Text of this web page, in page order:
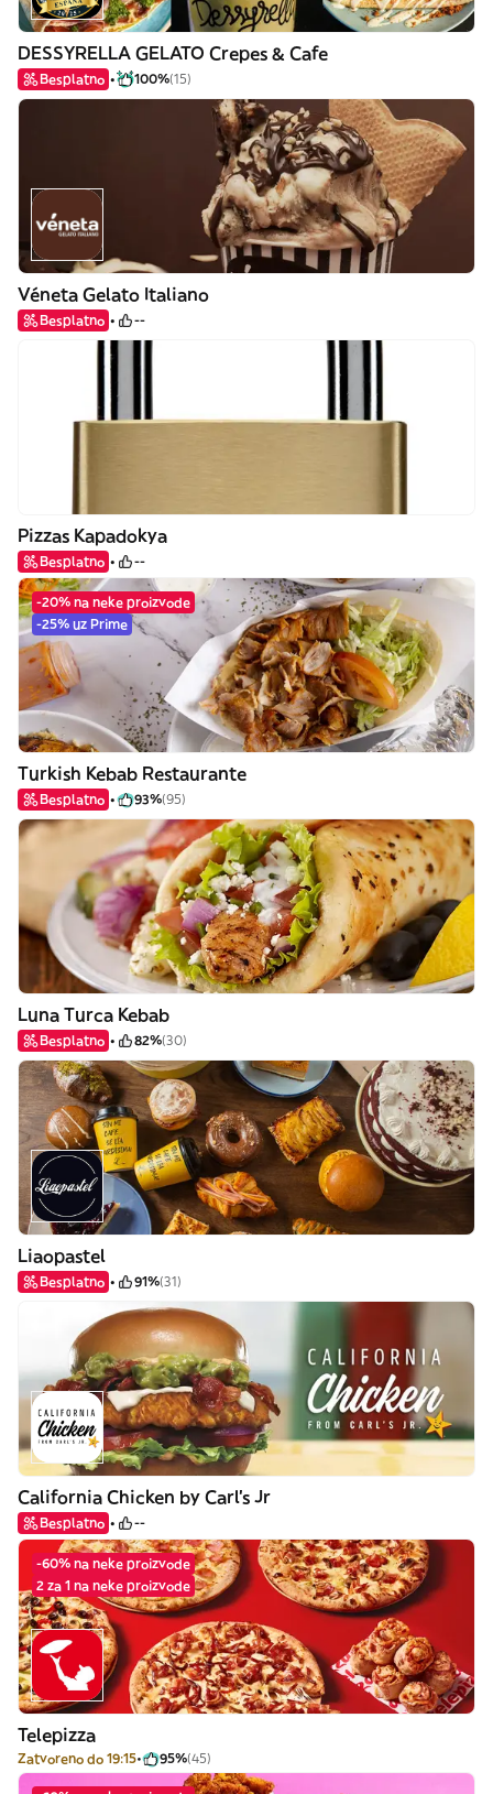
DESSYRELLA GELATO Crepes & Cafe
Besplatno 100%(15)
Véneta Gelato Italiano
Besplatno --
Pizzas Kapadokya
Besplatno --
-20% na neke proizvode
-25% uz Prime
Turkish Kebab Restaurante
Besplatno 93%(95)
Luna Turca Kebab
Besplatno 82%(30)
Liaopastel
Besplatno 91%(31)
California Chicken by Carl's Jr
Besplatno --
-60% na neke proizvode
2 za 1 na neke proizvode
Telepizza
Zatvoreno do 19:15 95%(45)